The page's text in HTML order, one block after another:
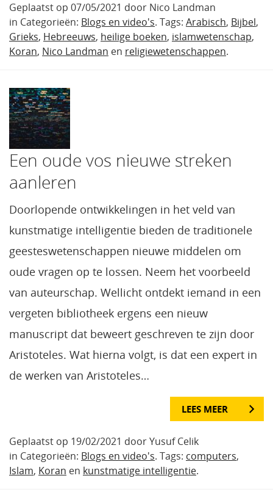
Geplaatst op 07/05/2021 door Nico Landman
in Categorieën: Blogs en video's. Tags: Arabisch, Bijbel,
Grieks, Hebreeuws, heilige boeken, islamwetenschap,
Koran, Nico Landman en religiewetenschappen.
Een oude vos nieuwe streken
aanleren
Doorlopende ontwikkelingen in het veld van
kunstmatige intelligentie bieden de traditionele
geesteswetenschappen nieuwe middelen om
oude vragen op te lossen. Neem het voorbeeld
van auteurschap. Wellicht ontdekt iemand in een
vergeten bibliotheek ergens een nieuw
manuscript dat beweert geschreven te zijn door
Aristoteles. Wat hierna volgt, is dat een expert in
de werken van Aristoteles…
LEES MEER
Geplaatst op 19/02/2021 door Yusuf Celik
in Categorieën: Blogs en video's. Tags: computers,
Islam, Koran en kunstmatige intelligentie.